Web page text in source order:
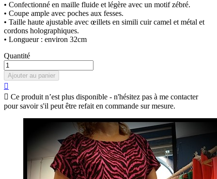
• Confectionné en maille fluide et légère avec un motif zébré.
• Coupe ample avec poches aux fesses.
• Taille haute ajustable avec œillets en simili cuir camel et métal et
cordons holographiques.
• Longueur : environ 32cm
Quantité
Ajouter au panier

 Ce produit n’est plus disponible - n'hésitez pas à me contacter
pour savoir s'il peut être refait en commande sur mesure.